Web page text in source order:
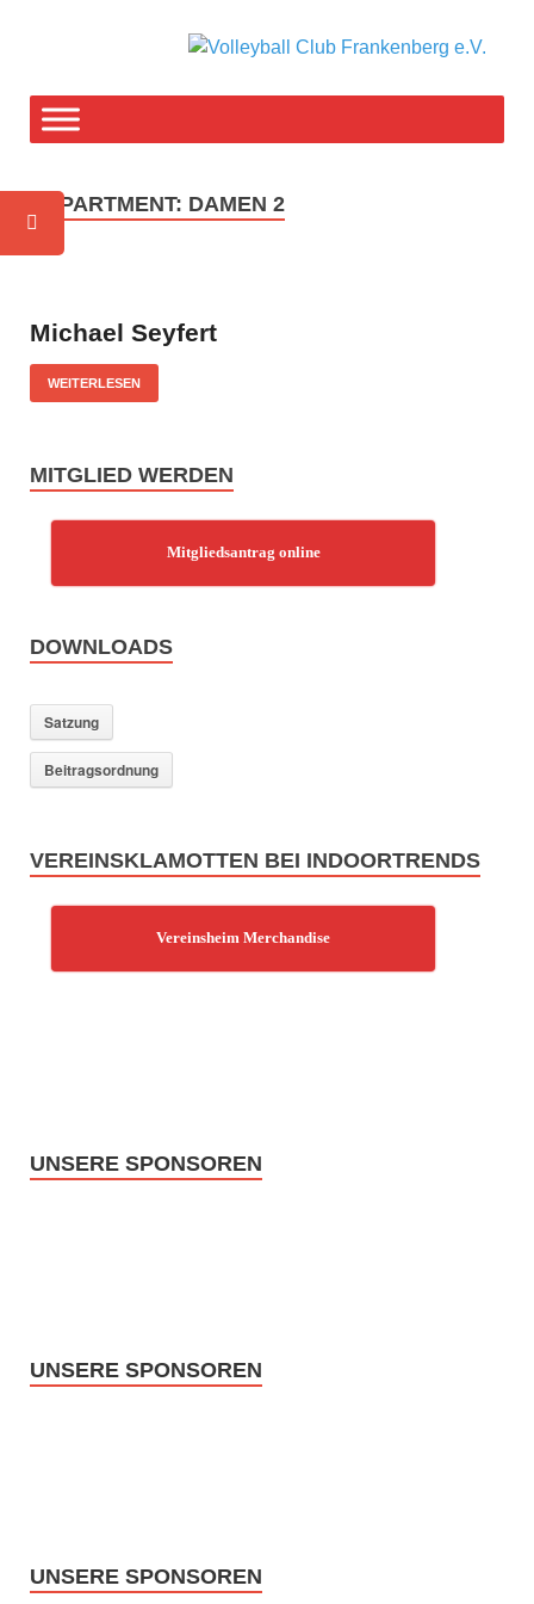
DEPARTMENT: DAMEN 2
Michael Seyfert
WEITERLESEN
MITGLIED WERDEN
Mitgliedsantrag online
DOWNLOADS
Satzung
Beitragsordnung
VEREINSKLAMOTTEN BEI INDOORTRENDS
Vereinsheim Merchandise
UNSERE SPONSOREN
UNSERE SPONSOREN
UNSERE SPONSOREN